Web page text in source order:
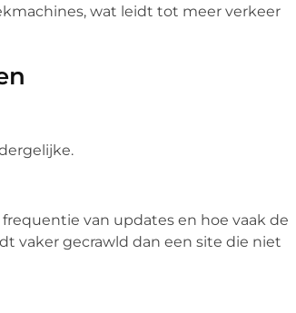
wat leidt tot meer verkeer
van updates en hoe vaak de
vaker gecrawld dan een site die niet